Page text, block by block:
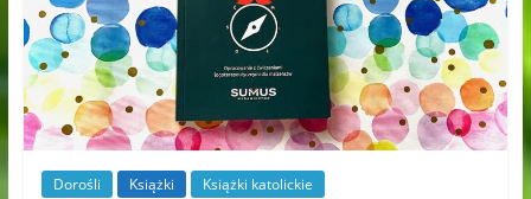
Dorośli Książki Książki katolickie